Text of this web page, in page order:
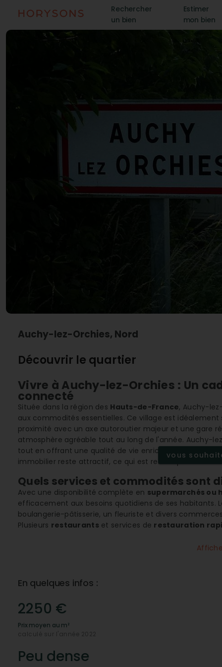
Rechercher
un bien
Estimer
mon bien
Auchy-lez-Orchies, Nord
Découvrir le quartier
Vivre à Auchy-lez-Orchies : Un
connecté
Située dans la région des Hauts-de-France, Auchy-
aux commodités essentielles. Ce village est
proximité avec un axe autoroutier majeur et une gare
atmosphère agréable tout au long de l'année. Auchy-
tout en offrant une qualité de vie enrichie par la
immobilier reste attractif, ce qui est reflété par sa note
vous
Quels services et commodités sont
Avec une disponibilité complète en supermarchés ou
efficacement aux besoins quotidiens de ses habitants.
boulangerie-pâtisserie, un fleuriste et divers
Plusieurs restaurants et services de restauration
Un accès facile aux établissements
La commune est bien équipée en infrastructures
cliniques et hôpitaux
variés de la population.
Quelle est la dynamique du marché
En quelques infos :
2250 €
Prix moyen au m²
calculé sur l'année 2022
Peu dense